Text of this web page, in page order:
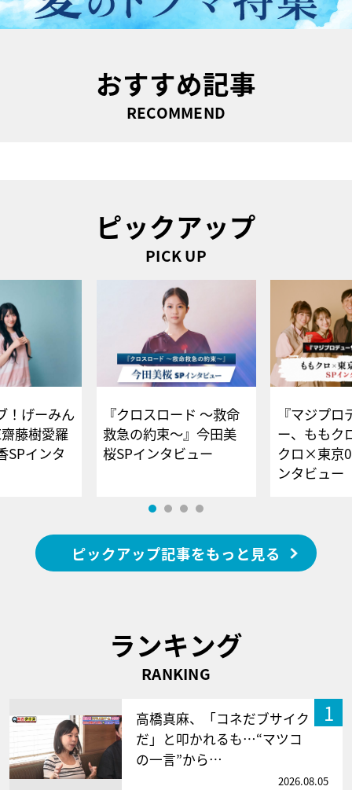
おすすめ記事
RECOMMEND
ピックアップ
PICK UP
！げーみん
藤樹愛羅
SPインタ
『クロスロード ～救命
救急の約束～』今田美
桜SPインタビュー
『マジプロ
ー、ももク
クロ×東京
ンタビュー
ピックアップ記事をもっと見る
ランキング
RANKING
1
高橋真麻、「コネだブサイク
だ」と叩かれるも…“マツコ
の一言”から…
2026.08.05